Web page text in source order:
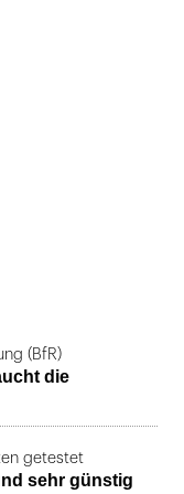
(BfR)
die
getestet
sehr günstig